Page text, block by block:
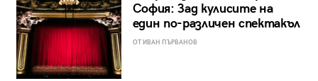
София: Зад кулисите на
един по-различен спектакъл
ОТ ИВАН ПЪРВАНОВ